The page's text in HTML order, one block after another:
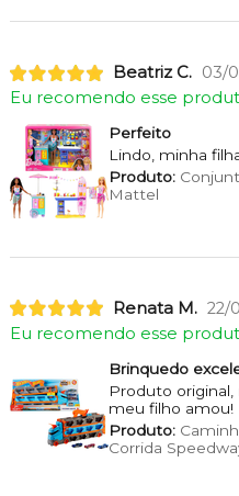
Beatriz C. 03/
Eu recomendo esse
Perfeito
Lindo, minha
Produto:
Mattel
Renata M. 22/
Eu recomendo esse
Brinquedo
Produto
meu filho amou!
Produto:
Corrida